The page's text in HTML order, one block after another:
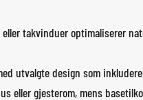
takvinduer optimaliserer
utvalgte design som
eller gjesterom, mens